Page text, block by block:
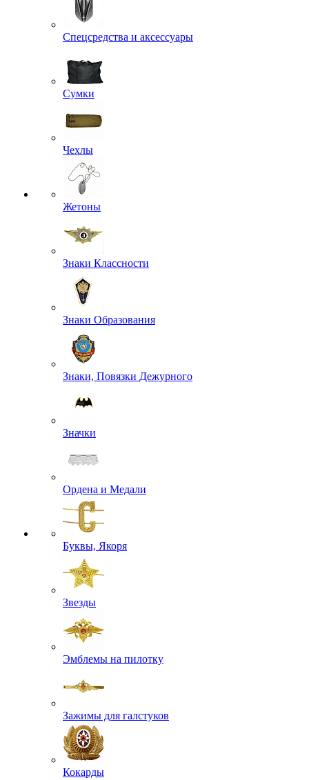
Спецсредства и аксессуары
Сумки
Чехлы
Жетоны
Знаки Классности
Знаки Образования
Знаки, Повязки Дежурного
Значки
Ордена и Медали
Буквы, Якоря
Звезды
Эмблемы на пилотку
Зажимы для галстуков
Кокарды